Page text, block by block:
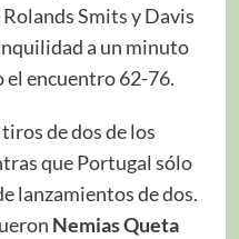
Smits y Davis
a un minuto
el encuentro 62-76.
de dos de los
que Portugal sólo
lanzamientos de dos.
Nemias Queta